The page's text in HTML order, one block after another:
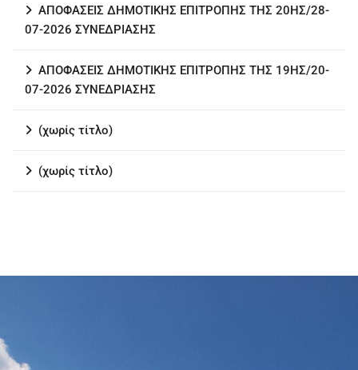
ΑΠΟΦΑΣΕΙΣ ΔΗΜΟΤΙΚΗΣ ΕΠΙΤΡΟΠΗΣ ΤΗΣ 20ΗΣ/28-
07-2026 ΣΥΝΕΔΡΙΑΣΗΣ
ΑΠΟΦΑΣΕΙΣ ΔΗΜΟΤΙΚΗΣ ΕΠΙΤΡΟΠΗΣ ΤΗΣ 19ΗΣ/20-
07-2026 ΣΥΝΕΔΡΙΑΣΗΣ
(χωρίς τίτλο)
(χωρίς τίτλο)